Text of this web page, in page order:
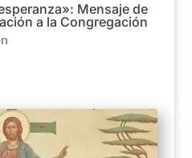
Mensaje de
a la Congregación